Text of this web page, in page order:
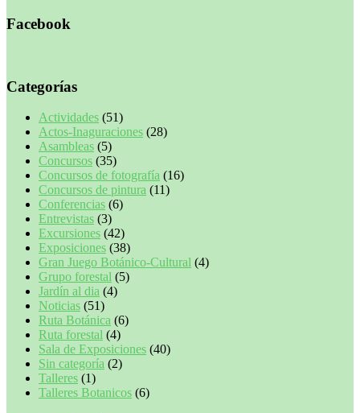
Facebook
Categorías
Actividades (51)
Actos-Inaguraciones (28)
Asambleas (5)
Concursos (35)
Concursos de fotografía (16)
Concursos de pintura (11)
Conferencias (6)
Entrevistas (3)
Excursiones (42)
Exposiciones (38)
Gran Juego Botánico-Cultural (4)
Grupo forestal (5)
Jardín al dia (4)
Noticias (51)
Ruta Botánica (6)
Ruta forestal (4)
Sala de Exposiciones (40)
Sin categoría (2)
Talleres (1)
Talleres Botanicos (6)